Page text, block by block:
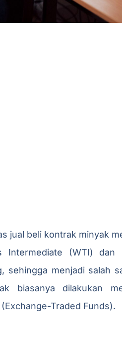
jual beli kontrak minyak
Intermediate (WTI) dan
sehingga menjadi salah
biasanya dilakukan
Traded Funds).